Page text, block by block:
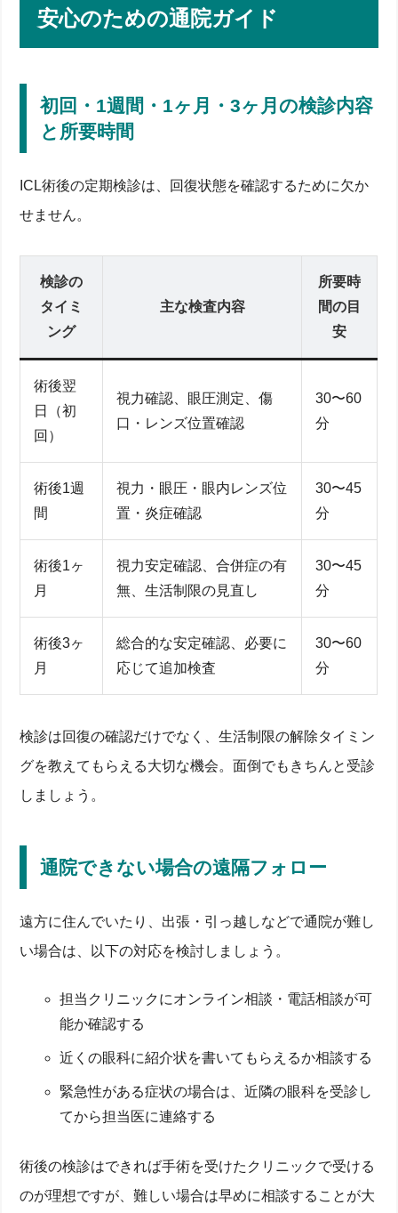
安心のための通院ガイド
初回・1週間・1ヶ月・3ヶ月の検診内容
と所要時間
ICL術後の定期検診は、回復状態を確認するために欠か
せません。
検診の
タイミ
ング
主な検査内容
所要時
間の目
安
術後翌
日（初
回）
視力確認、眼圧測定、傷
口・レンズ位置確認
30〜60
分
術後1週
間
視力・眼圧・眼内レンズ位
置・炎症確認
30〜45
分
術後1ヶ
月
視力安定確認、合併症の有
無、生活制限の見直し
30〜45
分
術後3ヶ
月
総合的な安定確認、必要に
応じて追加検査
30〜60
分
検診は回復の確認だけでなく、生活制限の解除タイミン
グを教えてもらえる大切な機会。面倒でもきちんと受診
しましょう。
通院できない場合の遠隔フォロー
遠方に住んでいたり、出張・引っ越しなどで通院が難し
い場合は、以下の対応を検討しましょう。
担当クリニックにオンライン相談・電話相談が可
能か確認する
近くの眼科に紹介状を書いてもらえるか相談する
緊急性がある症状の場合は、近隣の眼科を受診し
てから担当医に連絡する
術後の検診はできれば手術を受けたクリニックで受ける
のが理想ですが、難しい場合は早めに相談することが大